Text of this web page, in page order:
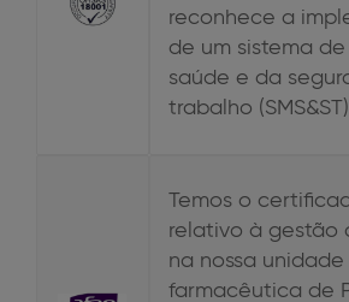
reconhece a
de um sistema
saúde e da
trabalho
Temos o
relativo à gestão
na nossa
farmacêutica de